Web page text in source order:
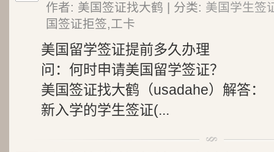
作者: 美国签证找大鹤 | 分类: 美国学生签
国签证拒签,工卡
美国留学签证提前多久办理
问：何时申请美国留学签证？
美国签证找大鹤（usadahe）解答：
新入学的学生签证(...